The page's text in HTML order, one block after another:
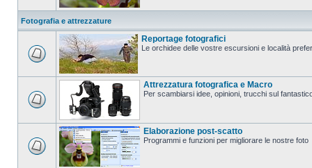
Fotografia e attrezzature
Reportage fotografici
Le orchidee delle vostre escursioni e località
Attrezzatura fotografica e Macro
Per scambiarsi idee, opinioni, trucchi sul
Elaborazione post-scatto
Programmi e funzioni per migliorare le nostre foto